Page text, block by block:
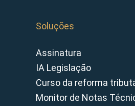
Soluções
Assinatura
IA Legislação
Curso da reforma
Monitor de Notas